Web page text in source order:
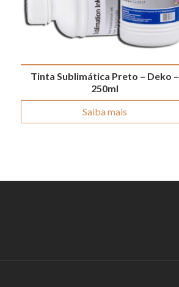
Tinta Sublimática Preto – Deko –
250ml
Saiba mais